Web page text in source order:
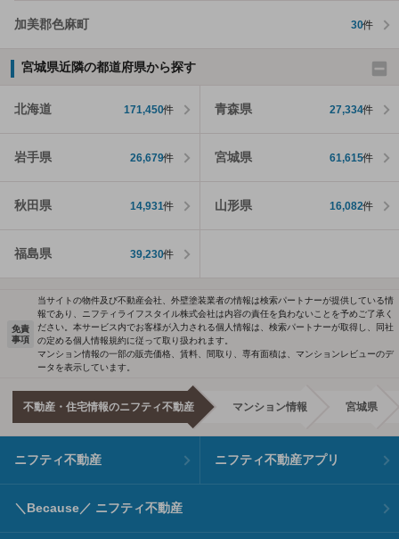
加美郡色麻町 30件
宮城県近隣の都道府県から探す
北海道 171,450件 青森県 27,334件
岩手県 26,679件 宮城県 61,615件
秋田県 14,931件 山形県 16,082件
福島県 39,230件
免責
事項
当サイトの物件及び不動産会社、外壁塗装業者の情報は検索パートナーが提供している情
報であり、ニフティライフスタイル株式会社は内容の責任を負わないことを予めご了承く
ださい。本サービス内でお客様が入力される個人情報は、検索パートナーが取得し、同社
の定める個人情報規約に従って取り扱われます。
マンション情報の一部の販売価格、賃料、間取り、専有面積は、マンションレビューのデ
ータを表示しています。
不動産・住宅情報のニフティ不動産 マンション情報 宮城県
ニフティ不動産 ニフティ不動産アプリ
＼Because／ ニフティ不動産